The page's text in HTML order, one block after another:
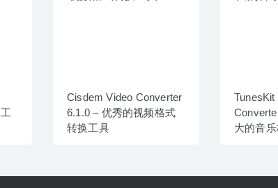
Cisdem Video Converter
6.1.0 – 优秀的视频格式
转换工具
TunesKit
大的音